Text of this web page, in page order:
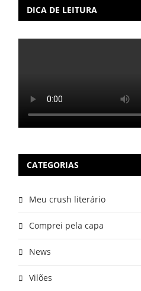
DICA DE LEITURA
CATEGORIAS
Meu crush literário
Comprei pela capa
News
Vilões